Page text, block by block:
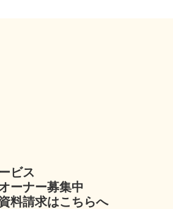
ビス
ーナー募集中
料請求はこちらへ